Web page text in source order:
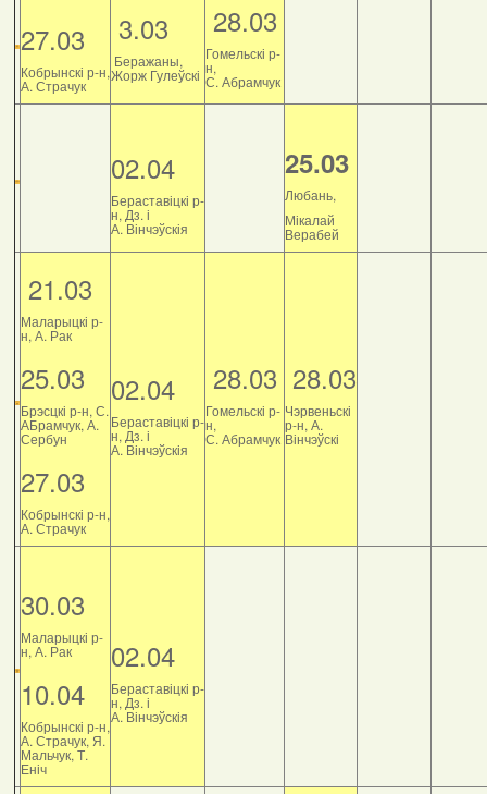
27.03
Кобрынскі р-н,
А. Страчук
3.03
Беражаны,
Жорж Гулеўскі
28.03
Гомельскі р-
н,
С. Абрамчук
02.04
Бераставіцкі р-
н, Дз. і
А. Вінчэўскія
25.03
Любань,
Мікалай
Верабей
21.03
Маларыцкі р-
н, А. Рак
25.03
Брэсцкі р-н, С.
АБрамчук, А.
Сербун
27.03
Кобрынскі р-н,
А. Страчук
02.04
Бераставіцкі р-
н, Дз. і
А. Вінчэўскія
28.03
Гомельскі р-
н,
С. Абрамчук
28.03
Чэрвеньскі
р-н, А.
Вінчэўскі
30.03
Маларыцкі р-
н, А. Рак
10.04
Кобрынскі р-н,
А. Страчук, Я.
Мальчук, Т.
Еніч
02.04
Бераставіцкі р-
н, Дз. і
А. Вінчэўскія